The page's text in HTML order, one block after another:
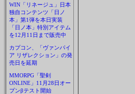
WIN「リネージュ」日本
独自コンテンツ「日ノ
本」第1弾を本日実装
「日ノ本」特別アイテム
を12月11日まで販売中
カプコン、「ヴァンパイ
ア リザレクション」の発
売日を延期
MMORPG「聖剣
ONLINE」11月28日オー
プンβテスト開始